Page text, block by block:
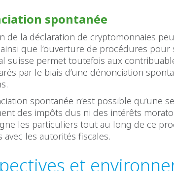
spontanée
de la déclaration de cryptomonnaies
ainsi que l’ouverture de procédures pour
suisse permet toutefois aux
par le biais d’une dénonciation
spontanée n’est possible qu’une
des impôts dus ni des intérêts
les particuliers tout au long de ce
avec les autorités fiscales.
et